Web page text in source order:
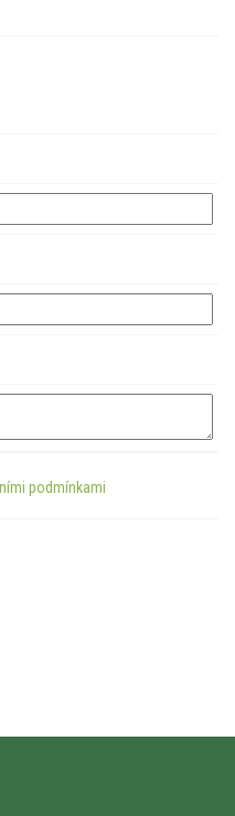
podmínkami